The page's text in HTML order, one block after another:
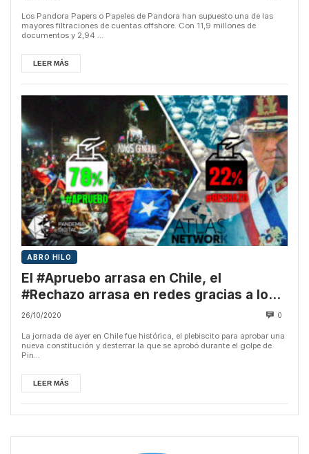
Los Pandora Papers o Papeles de Pandora han supuesto una de las
mayores filtraciones de cuentas offshore. Con 11,9 millones de
documentos y 2,94 ...
LEER MÁS
ABRO HILO
El #Apruebo arrasa en Chile, el
#Rechazo arrasa en redes gracias a los
bots de Atlas Network
26/10/2020 0
La jornada de ayer en Chile fue histórica, el plebiscito para aprobar una
nueva constitución y desterrar la que se aprobó durante el golpe de
Pin...
LEER MÁS